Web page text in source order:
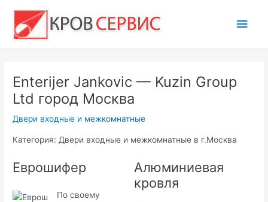
содержимому
Enterijer Jankovic — Kuzin Group
Ltd город Москва
Двери входные и межкомнатные
Категория: Двери входные и межкомнатные в г.Москва
Еврошифер
По своему
Алюминиевая
кровля